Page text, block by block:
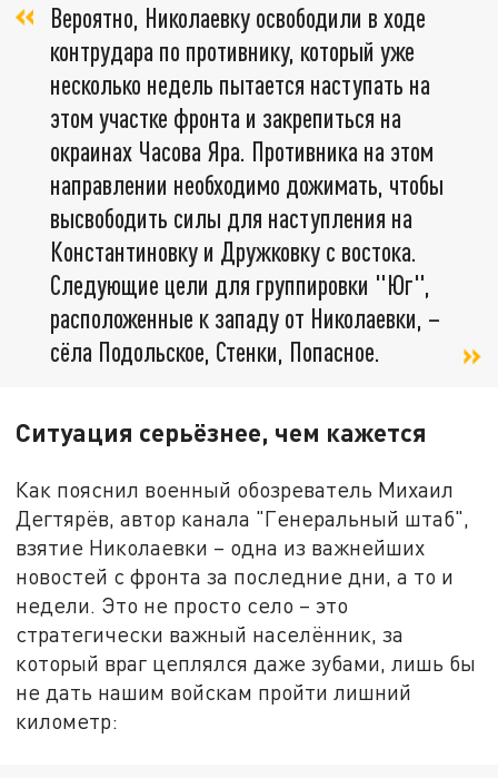
Вероятно, Николаевку освободили в ходе
контрудара по противнику, который уже
несколько недель пытается наступать на
этом участке фронта и закрепиться на
окраинах Часова Яра. Противника на этом
направлении необходимо дожимать, чтобы
высвободить силы для наступления на
Константиновку и Дружковку с востока.
Следующие цели для группировки "Юг",
расположенные к западу от Николаевки, –
сёла Подольское, Стенки, Попасное.
Ситуация серьёзнее, чем кажется
Как пояснил военный обозреватель Михаил
Дегтярёв, автор канала "Генеральный штаб",
взятие Николаевки – одна из важнейших
новостей с фронта за последние дни, а то и
недели. Это не просто село – это
стратегически важный населённик, за
который враг цеплялся даже зубами, лишь бы
не дать нашим войскам пройти лишний
километр: